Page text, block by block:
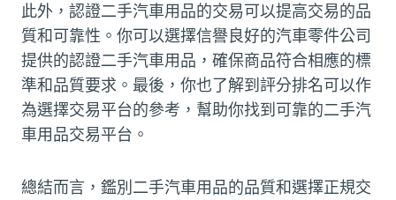
此外，認證二手汽車用品的交易可以提高交易的品
質和可靠性。你可以選擇信譽良好的汽車零件公司
提供的認證二手汽車用品，確保商品符合相應的標
準和品質要求。最後，你也了解到評分排名可以作
為選擇交易平台的參考，幫助你找到可靠的二手汽
車用品交易平台。
總結而言，鑑別二手汽車用品的品質和選擇正規交